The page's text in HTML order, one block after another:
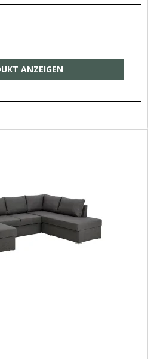
ANZEIGEN